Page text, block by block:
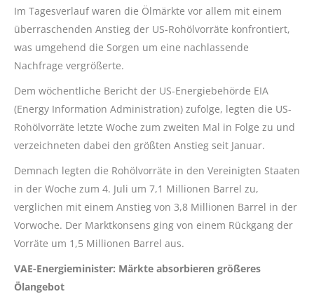
Im Tagesverlauf waren die Ölmärkte vor allem mit einem
überraschenden Anstieg der US-Rohölvorräte konfrontiert,
was umgehend die Sorgen um eine nachlassende
Nachfrage vergrößerte.
Dem wöchentliche Bericht der US-Energiebehörde EIA
(Energy Information Administration) zufolge, legten die US-
Rohölvorräte letzte Woche zum zweiten Mal in Folge zu und
verzeichneten dabei den größten Anstieg seit Januar.
Demnach legten die Rohölvorräte in den Vereinigten Staaten
in der Woche zum 4. Juli um 7,1 Millionen Barrel zu,
verglichen mit einem Anstieg von 3,8 Millionen Barrel in der
Vorwoche. Der Marktkonsens ging von einem Rückgang der
Vorräte um 1,5 Millionen Barrel aus.
VAE-Energieminister: Märkte absorbieren größeres
Ölangebot